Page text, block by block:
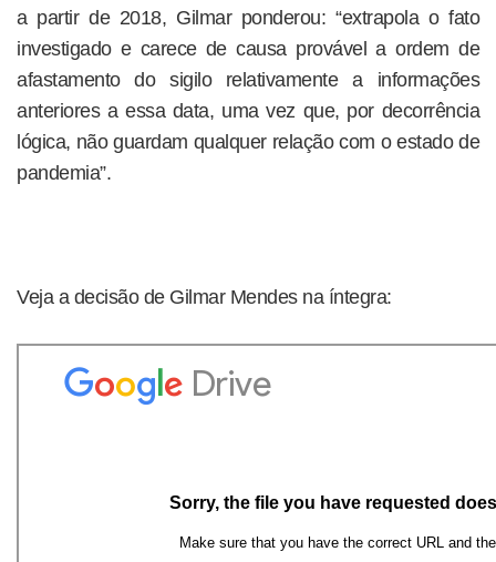
a partir de 2018, Gilmar ponderou: “extrapola o fato
investigado e carece de causa provável a ordem de
afastamento do sigilo relativamente a informações
anteriores a essa data, uma vez que, por decorrência
lógica, não guardam qualquer relação com o estado de
pandemia”.
Veja a decisão de Gilmar Mendes na íntegra: